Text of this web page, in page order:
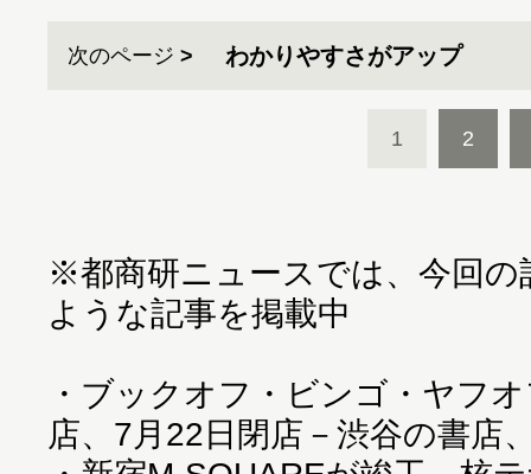
次のページ わかりやすさがアップ
1 2
※都商研ニュースでは、今回の
ような記事を掲載中
・ ブックオフ・ビンゴ・ヤフ
店、7月22日閉店－渋谷の書店